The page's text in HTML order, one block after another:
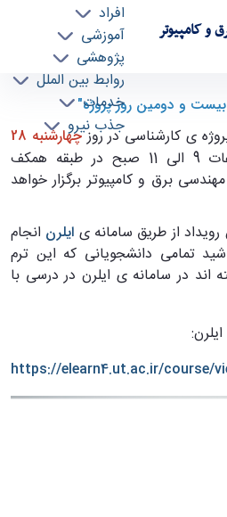
و کامپیوتر
افراد
آموزشی
پژوهشی
روابط بین الملل
خدمات
جذب نیرو
دومین دوره رویداد روز
بیست و دومین روز پروژه"
ی کارشناسی در روز
چهارشنبه 28
، از ساعات 9 الی 11 صبح در طبقه همکف
2 دانشکده مهندسی برق و کامپیوتر برگزار خواهد
از طریق سامانه ی ایلرن انجام
تمامی دانشجویانی که این ترم
اند در سامانه ی ایلرن در درسی با
https://elearn4.ut.ac.ir/course/